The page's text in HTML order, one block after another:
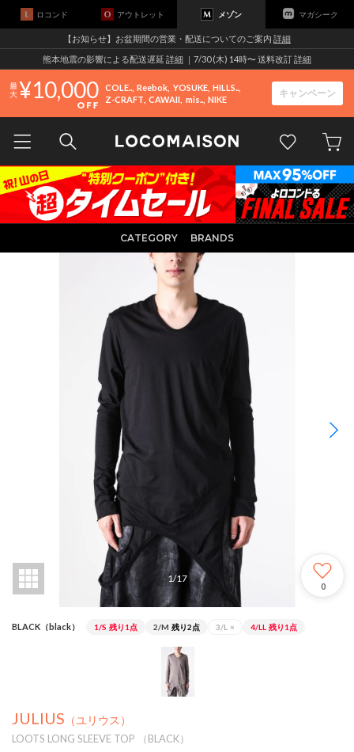
ロコンド アウトレット メゾン マガシーク
【お知らせ】お盆期間の営業・配送についてのご案内 詳細
熊本地震の影響による配送遅延 詳細 ｜7/30 (木) 14時〜 送料改訂詳細
10,000 COLE.. Reebok YOSUKE HILLS..
Z-CRAFT CAWAII mis.. NIKE
キャンペーン
CATEGORY BRANDS
1/17
0
BLACK（black） 1/S 残り1点 2/M 残り2点 3/L × 4/LL 残り1点
JULIUS （ユリウス）
LOOTS LONG SLEEVE TOP （BLACK）